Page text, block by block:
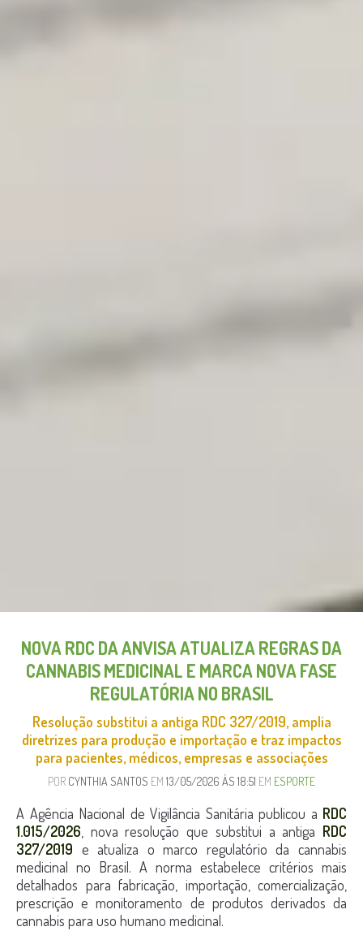
NOVA RDC DA ANVISA ATUALIZA REGRAS DA
CANNABIS MEDICINAL E MARCA NOVA FASE
REGULATÓRIA NO BRASIL
Resolução substitui a antiga RDC 327/2019, amplia
diretrizes para produção e importação e traz impactos
para pacientes, médicos, empresas e associações
POR CYNTHIA SANTOS EM 13/05/2026 ÀS 18:51 EM ESPORTE
A Agência Nacional de Vigilância Sanitária publicou a RDC
1.015/2026 , nova resolução que substitui a antiga RDC
327/2019 e atualiza o marco regulatório da cannabis
medicinal no Brasil. A norma estabelece critérios mais
detalhados para fabricação, importação, comercialização,
prescrição e monitoramento de produtos derivados da
cannabis para uso humano medicinal.